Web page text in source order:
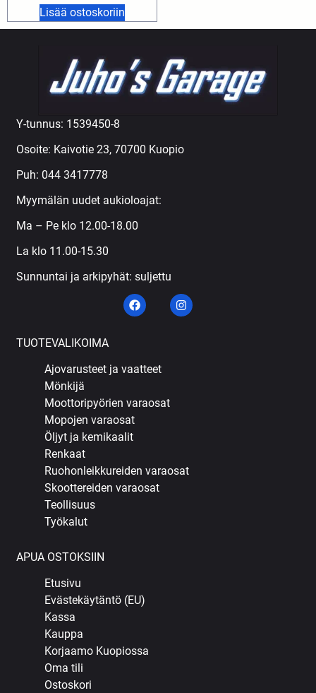
Lisää ostoskoriin
Y-tunnus: 1539450-8
Osoite: Kaivotie 23, 70700 Kuopio
Puh: 044 3417778
Myymälän uudet aukioloajat:
Ma – Pe klo 12.00-18.00
La klo 11.00-15.30
Sunnuntai ja arkipyhät: suljettu
TUOTEVALIKOIMA
Ajovarusteet ja vaatteet
Mönkijä
Moottoripyörien varaosat
Mopojen varaosat
Öljyt ja kemikaalit
Renkaat
Ruohonleikkureiden varaosat
Skoottereiden varaosat
Teollisuus
Työkalut
APUA OSTOKSIIN
Etusivu
Evästekäytäntö (EU)
Kassa
Kauppa
Korjaamo Kuopiossa
Oma tili
Ostoskori